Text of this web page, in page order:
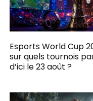
Esports World Cup
sur quels tournois
d’ici le 23 août ?